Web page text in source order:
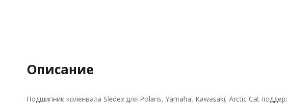
Описание
Подшипник коленвала Sledex для Polaris, Yamaha, Kawasaki, Arctic Cat